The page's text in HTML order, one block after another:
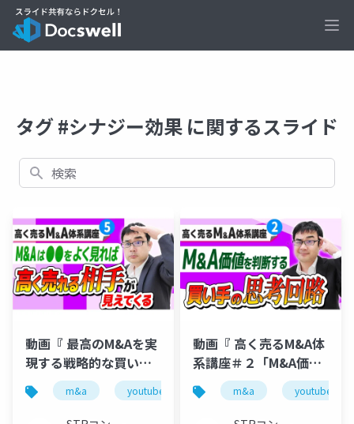
タグ #シナジー効果 に関するスライド
検索
動画『 最高のM&Aを実
現する戦略的な買い手
探しのポイント｜高く
売るM&A体系講座＃
５』で投影した資料
m&a youtube バリュエーション 企業価
動画『 高く売るM&A体
系講座＃２「M&A価値
の評価」のリアルを買
収担当者が解説 』で投
影した資料
m&a youtube